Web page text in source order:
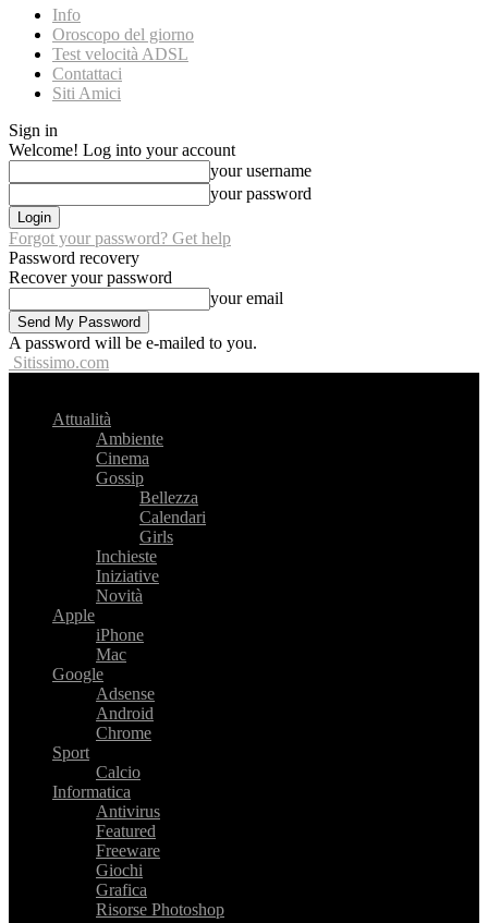
Info
Oroscopo del giorno
Test velocità ADSL
Contattaci
Siti Amici
Sign in
Welcome! Log into your account
your username
your password
Forgot your password? Get help
Password recovery
Recover your password
your email
A password will be e-mailed to you.
Sitissimo.com
Attualità
Ambiente
Cinema
Gossip
Bellezza
Calendari
Girls
Inchieste
Iniziative
Novità
Apple
iPhone
Mac
Google
Adsense
Android
Chrome
Sport
Calcio
Informatica
Antivirus
Featured
Freeware
Giochi
Grafica
Risorse Photoshop